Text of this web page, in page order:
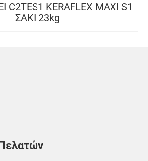
C2TES1 KERAFLEX MAXI S1
ΣΑΚΙ 23kg